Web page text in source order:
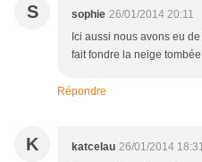
S sophie 26/01/2014 20:11
Ici aussi nous avons eu
fait fondre la neige
Répondre
K katcelau 26/01/2014